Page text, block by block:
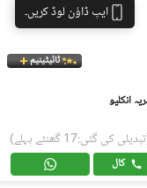
ایپ ڈاؤن لوڈ کریں۔
ٹائیٹینیم
انکلیو
کی گئی:17 گھنٹے پہلے)
کال